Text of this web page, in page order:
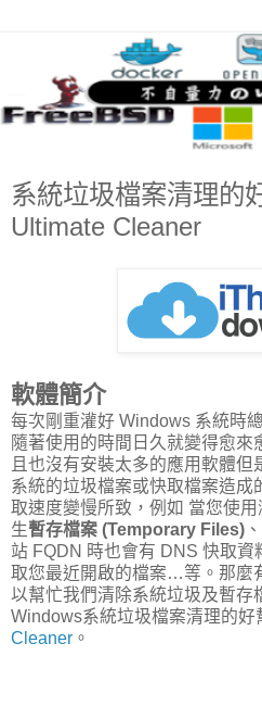
系統垃圾檔案清理的
Ultimate Cleaner
軟體簡介
每次剛重灌好 Windows 系統時
隨著使用的時間日久就變得愈來
且也沒有安裝太多的應用軟體
系統的垃圾檔案或快取檔案造成
取速度變慢所致，例如 當您使
生暫存檔案 (Temporary Files)
站 FQDN 時也會有 DNS 快取
取您最近開啟的檔案…等。那麼
以幫忙我們清除系統垃圾及暫存
Windows系統垃圾檔案清理的好
Cleaner 。